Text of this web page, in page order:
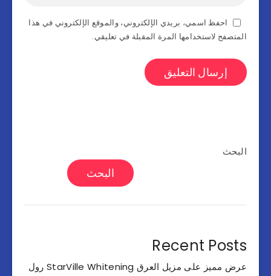
احفظ اسمي، بريدي الإلكتروني، والموقع الإلكتروني في هذا
المتصفح لاستخدامها المرة المقبلة في تعليقي.
البحث
البحث
Recent Posts
عرض مميز على مزيل العرق StarVille Whitening رول